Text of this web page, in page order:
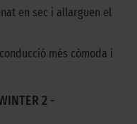
en sec i allarguen el
més còmoda i
2 -